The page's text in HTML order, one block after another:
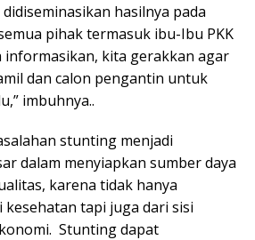
hasilnya pada
pihak termasuk ibu-Ibu PKK
informasikan, kita gerakkan agar
dan calon pengantin untuk
imbuhnya..
stunting menjadi
dalam menyiapkan sumber daya
karena tidak hanya
tapi juga dari sisi
Stunting dapat